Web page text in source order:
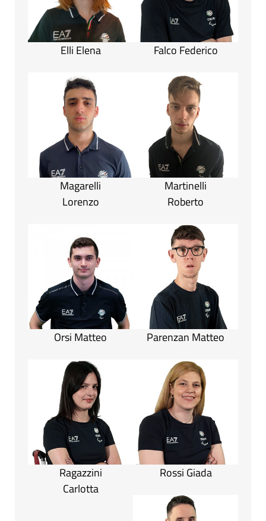
Elli Elena Falco Federico
Magarelli
Lorenzo
Martinelli
Roberto
Orsi Matteo Parenzan Matteo
Ragazzini
Carlotta
Rossi Giada